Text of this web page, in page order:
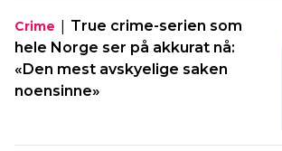
Crime | True crime-serien som
hele Norge ser på akkurat nå:
«Den mest avskyelige saken
noensinne»